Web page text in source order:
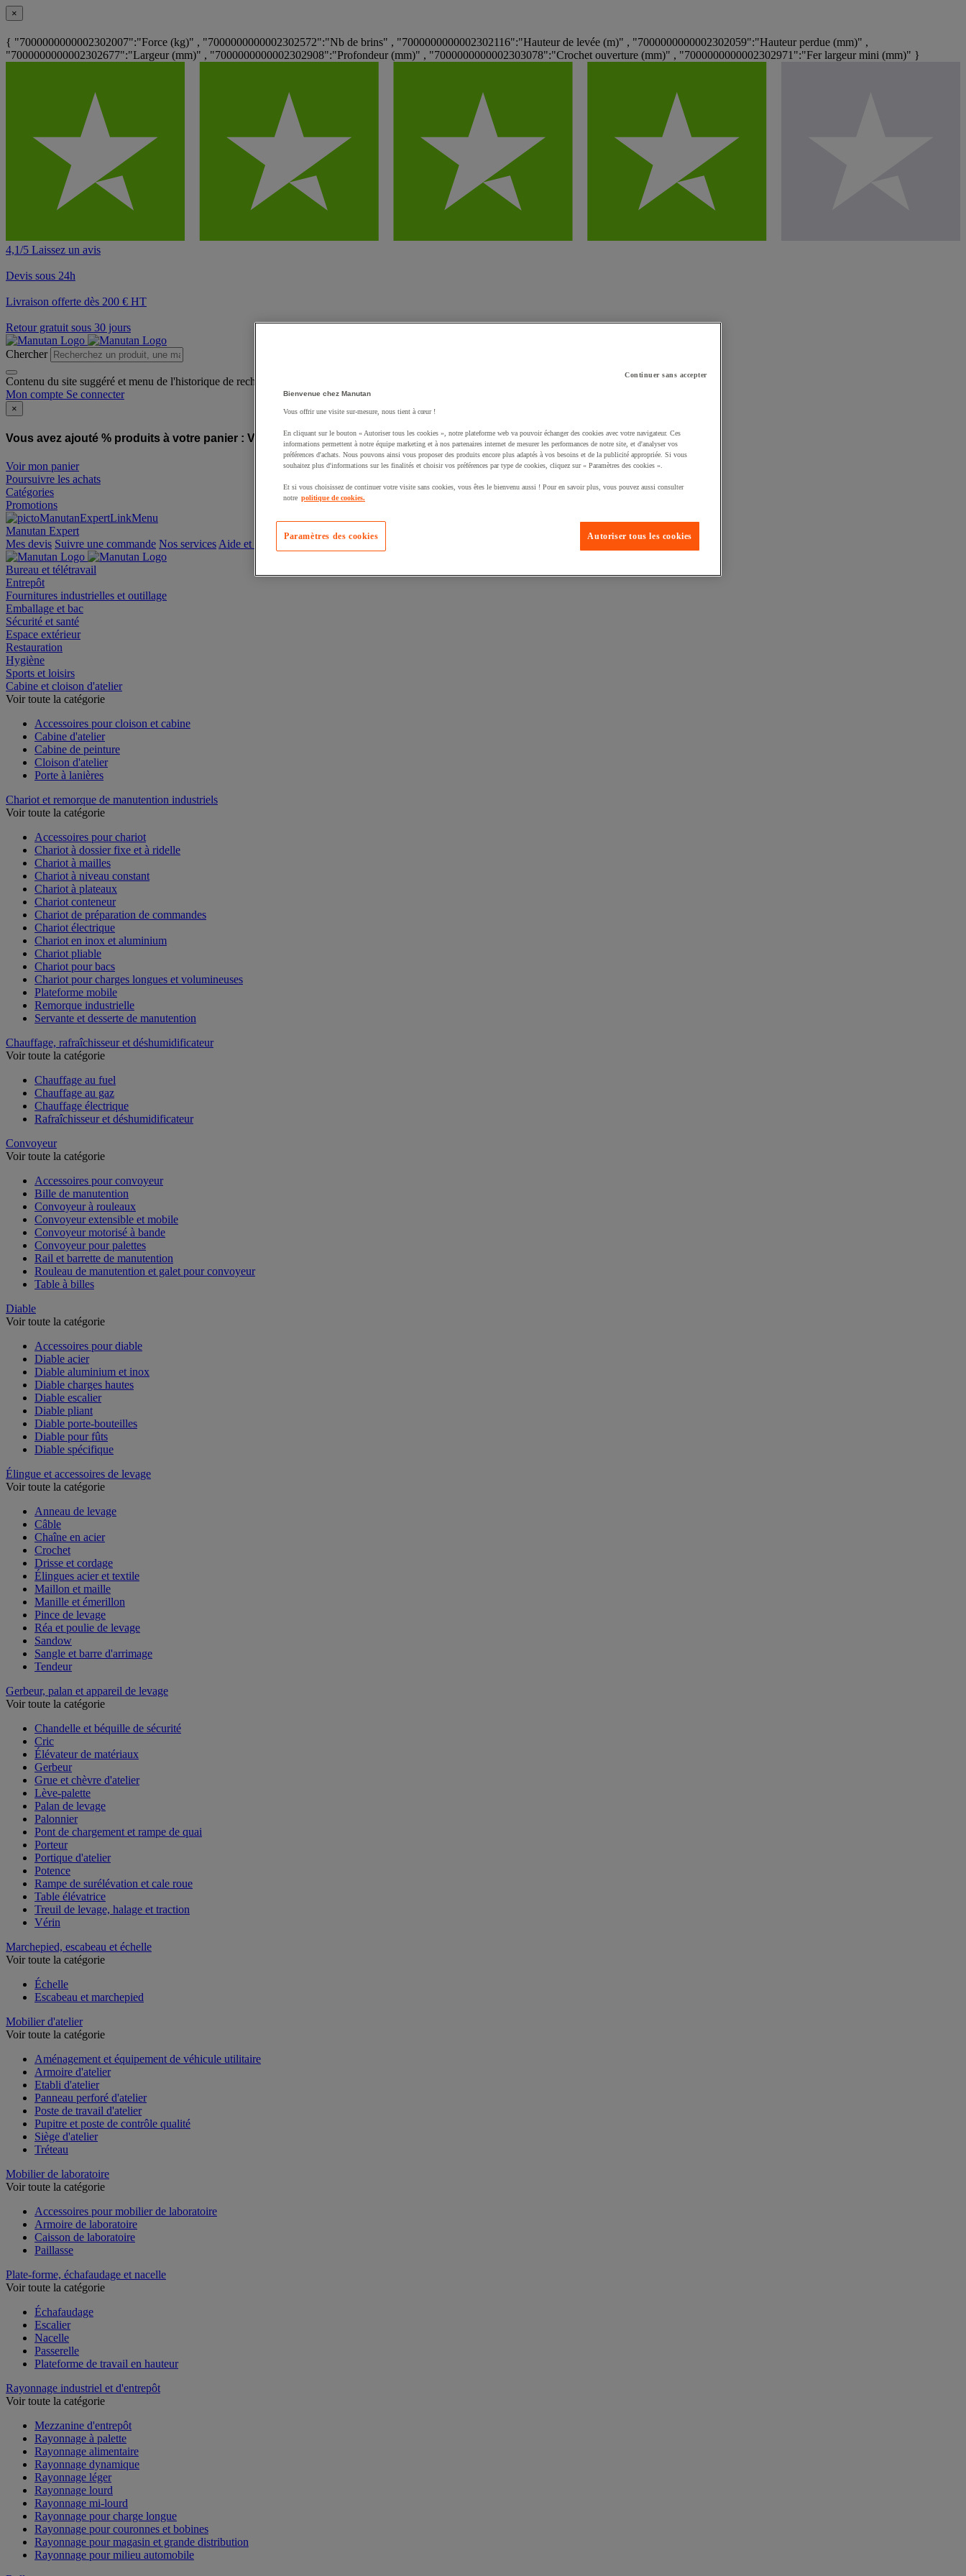
×
{ "7000000000002302007":"Force (kg)" , "7000000000002302572":"Nb de brins" , "7000000000002302116":"Hauteur de levée (m)" , "7000000000002302059":"Hauteur perdue (mm)" ,
"7000000000002302677":"Largeur (mm)" , "7000000000002302908":"Profondeur (mm)" , "7000000000002303078":"Crochet ouverture (mm)" , "7000000000002302971":"Fer largeur mini (mm)" }
4,1/5 Laissez un avis
Devis sous 24h
Livraison offerte dès 200 € HT
Retour gratuit sous 30 jours
Chercher
Contenu du site suggéré et menu de l'historique de recherche
Mon compte Se connecter
×
Vous avez ajouté % produits à votre panier : Vous avez ajouté un produit à votre panier :
Voir mon panier
Poursuivre les achats
Catégories
Promotions
Manutan Expert
offre reconditionnée
Mes devis Suivre une commande Nos services Aide et contact
Bureau et télétravail
Entrepôt
Fournitures industrielles et outillage
Emballage et bac
Sécurité et santé
Espace extérieur
Restauration
Hygiène
Sports et loisirs
Cabine et cloison d'atelier
Accessoires pour cloison et cabine
Cabine d'atelier
Cabine de peinture
Cloison d'atelier
Chariot et remorque de manutention industriels
Accessoires pour chariot
Chariot à dossier fixe et à ridelle
Chariot à mailles
Chariot à niveau constant
Chariot à plateaux
Chariot conteneur
Chariot de préparation de commandes
Chariot électrique
Chariot en inox et aluminium
Chariot pliable
Chariot pour bacs
Chariot pour charges longues et volumineuses
Plateforme mobile
Remorque industrielle
Chauffage, rafraîchisseur et déshumidificateur
Chauffage au fuel
Chauffage au gaz
Chauffage électrique
Convoyeur
Accessoires pour convoyeur
Bille de manutention
Convoyeur à rouleaux
Convoyeur extensible et mobile
Convoyeur motorisé à bande
Convoyeur pour palettes
Rail et barrette de manutention
Rouleau de manutention et galet pour convoyeur
Diable
Accessoires pour diable
Diable acier
Diable aluminium et inox
Diable charges hautes
Diable escalier
Diable pliant
Diable porte-bouteilles
Diable pour fûts
Élingue et accessoires de levage
Anneau de levage
Câble
Chaîne en acier
Crochet
Drisse et cordage
Élingues acier et textile
Maillon et maille
Manille et émerillon
Pince de levage
Réa et poulie de levage
Sandow
Sangle et barre d'arrimage
Gerbeur, palan et appareil de levage
Chandelle et béquille de sécurité
Cric
Élévateur de matériaux
Gerbeur
Grue et chèvre d'atelier
Lève-palette
Palan de levage
Palonnier
Pont de chargement et rampe de quai
Porteur
Portique d'atelier
Potence
Rampe de surélévation et cale roue
Table élévatrice
Treuil de levage, halage et traction
Marchepied, escabeau et échelle
Échelle
Mobilier d'atelier
Aménagement et équipement de véhicule utilitaire
Armoire d'atelier
Etabli d'atelier
Panneau perforé d'atelier
Poste de travail d'atelier
Pupitre et poste de contrôle qualité
Siège d'atelier
Mobilier de laboratoire
Accessoires pour mobilier de laboratoire
Armoire de laboratoire
Caisson de laboratoire
Plate-forme, échafaudage et nacelle
Échafaudage
Escalier
Nacelle
Passerelle
Rayonnage industriel et d'entrepôt
Mezzanine d'entrepôt
Rayonnage à palette
Rayonnage alimentaire
Rayonnage dynamique
Rayonnage léger
Rayonnage lourd
Rayonnage mi-lourd
Rayonnage pour charge longue
Rayonnage pour couronnes et bobines
Rayonnage pour magasin et grande distribution
Continuer sans accepter
Bienvenue chez Manutan
Vous offrir une visite sur-mesure, nous tient à cœur !
En cliquant sur le bouton « Autoriser tous les cookies », notre plateforme web va pouvoir échanger des cookies avec votre navigateur. Ces
informations permettent à notre équipe marketing et à nos partenaires internet de mesurer les performances de notre site, et d'analyser vos
préférences d'achats. Nous pouvons ainsi vous proposer des produits encore plus adaptés à vos besoins et de la publicité appropriée. Si vous
souhaitez plus d'informations sur les finalités et choisir vos préférences par type de cookies, cliquez sur « Paramètres des cookies ».
Et si vous choisissez de continuer votre visite sans cookies, vous êtes le bienvenu aussi ! Pour en savoir plus, vous pouvez aussi consulter
notre politique de cookies.
Autoriser tous les cookies
Paramètres des cookies